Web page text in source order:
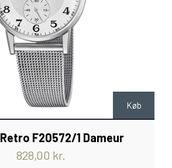
Køb
F20572/1 Dameur
828,00 kr.